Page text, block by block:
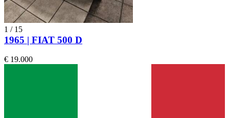
1 / 15
1965 | FIAT 500 D
€ 19.000